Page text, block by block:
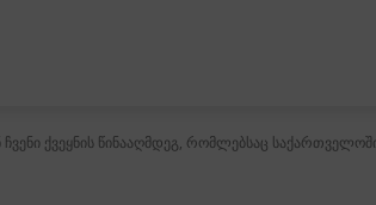
ქვეყნის წინააღმდეგ, რომლებსაც